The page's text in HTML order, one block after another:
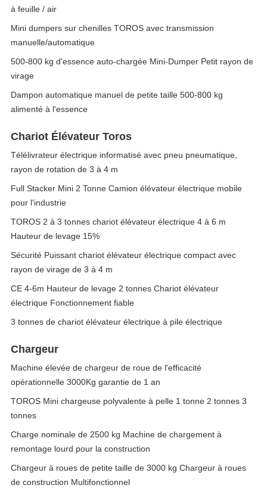
à feuille / air
Mini dumpers sur chenilles TOROS avec transmission
manuelle/automatique
500-800 kg d'essence auto-chargée Mini-Dumper Petit rayon de
virage
Dampon automatique manuel de petite taille 500-800 kg
alimenté à l'essence
Chariot Élévateur Toros
Télélivrateur électrique informatisé avec pneu pneumatique,
rayon de rotation de 3 à 4 m
Full Stacker Mini 2 Tonne Camion élévateur électrique mobile
pour l'industrie
TOROS 2 à 3 tonnes chariot élévateur électrique 4 à 6 m
Hauteur de levage 15%
Sécurité Puissant chariot élévateur électrique compact avec
rayon de virage de 3 à 4 m
CE 4-6m Hauteur de levage 2 tonnes Chariot élévateur
électrique Fonctionnement fiable
3 tonnes de chariot élévateur électrique à pile électrique
Chargeur
Machine élevée de chargeur de roue de l'efficacité
opérationnelle 3000Kg garantie de 1 an
TOROS Mini chargeuse polyvalente à pelle 1 tonne 2 tonnes 3
tonnes
Charge nominale de 2500 kg Machine de chargement à
remontage lourd pour la construction
Chargeur à roues de petite taille de 3000 kg Chargeur à roues
de construction Multifonctionnel